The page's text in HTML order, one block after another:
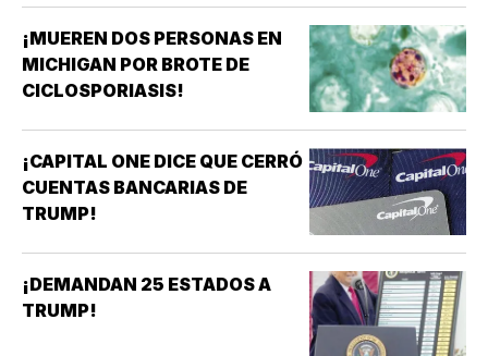
¡MUEREN DOS PERSONAS EN
MICHIGAN POR BROTE DE
CICLOSPORIASIS!
¡CAPITAL ONE DICE QUE CERRÓ
CUENTAS BANCARIAS DE
TRUMP!
¡DEMANDAN 25 ESTADOS A
TRUMP!